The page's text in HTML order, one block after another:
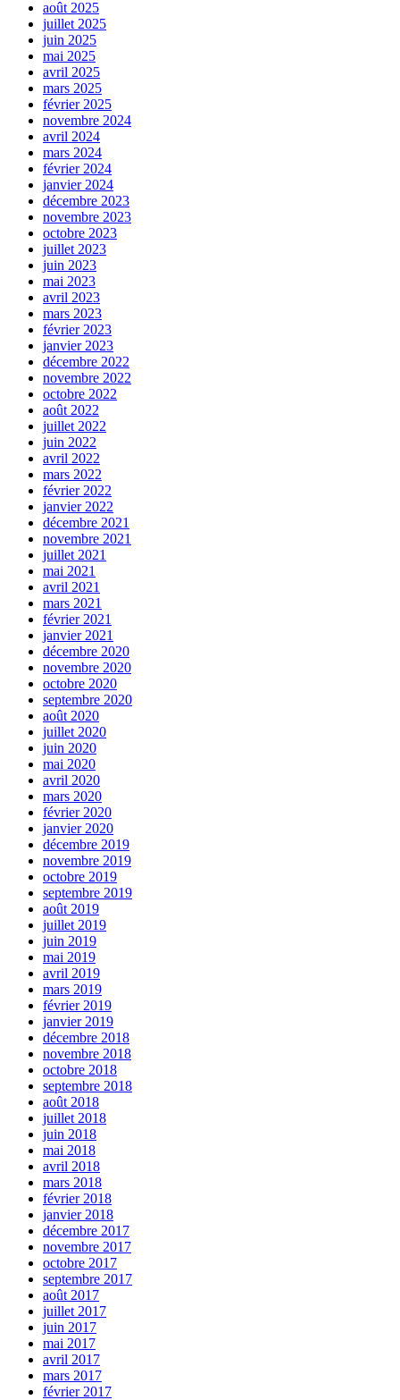
août 2025
juillet 2025
juin 2025
mai 2025
avril 2025
mars 2025
février 2025
novembre 2024
avril 2024
mars 2024
février 2024
janvier 2024
décembre 2023
novembre 2023
octobre 2023
juillet 2023
juin 2023
mai 2023
avril 2023
mars 2023
février 2023
janvier 2023
décembre 2022
novembre 2022
octobre 2022
août 2022
juillet 2022
juin 2022
avril 2022
mars 2022
février 2022
janvier 2022
décembre 2021
novembre 2021
juillet 2021
mai 2021
avril 2021
mars 2021
février 2021
janvier 2021
décembre 2020
novembre 2020
octobre 2020
septembre 2020
août 2020
juillet 2020
juin 2020
mai 2020
avril 2020
mars 2020
février 2020
janvier 2020
décembre 2019
novembre 2019
octobre 2019
septembre 2019
août 2019
juillet 2019
juin 2019
mai 2019
avril 2019
mars 2019
février 2019
janvier 2019
décembre 2018
novembre 2018
octobre 2018
septembre 2018
août 2018
juillet 2018
juin 2018
mai 2018
avril 2018
mars 2018
février 2018
janvier 2018
décembre 2017
novembre 2017
octobre 2017
septembre 2017
août 2017
juillet 2017
juin 2017
mai 2017
avril 2017
mars 2017
février 2017